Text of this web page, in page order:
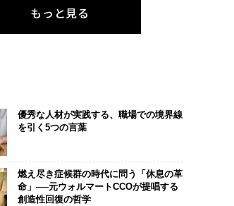
もっと見る
優秀な人材が実践する、職場での境界線
を引く5つの言葉
燃え尽き症候群の時代に問う「休息の革
命」──元ウォルマートCCOが提唱する
創造性回復の哲学